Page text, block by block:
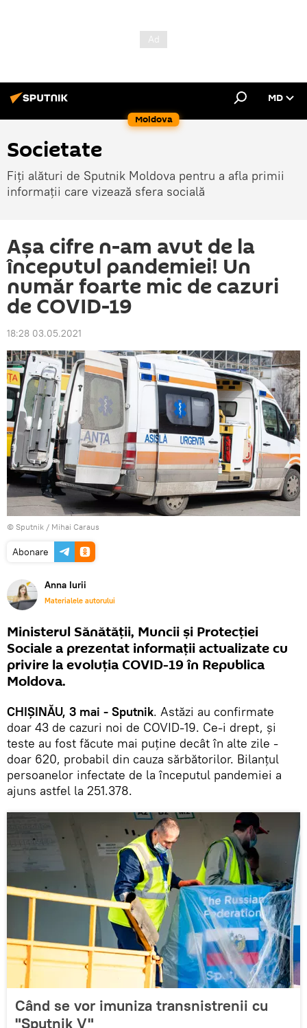
Moldova
MD
Societate
Fiți alături de Sputnik Moldova pentru a afla primii
informații care vizează sfera socială
Așa cifre n-am avut de la
începutul pandemiei! Un
număr foarte mic de cazuri
de COVID-19
18:28 03.05.2021
© Sputnik / Mihai Caraus
Abonare
Anna Iurii
Materialele autorului
Ministerul Sănătății, Muncii și Protecției
Sociale a prezentat informații actualizate cu
privire la evoluția COVID-19 în Republica
Moldova.
CHIȘINĂU, 3 mai - Sputnik. Astăzi au confirmate
doar 43 de cazuri noi de COVID-19. Ce-i drept, și
teste au fost făcute mai puține decât în alte zile -
doar 620, probabil din cauza sărbătorilor. Bilanțul
persoanelor infectate de la începutul pandemiei a
ajuns astfel la 251.378.
Când se vor imuniza transnistrenii cu
"Sputnik V"